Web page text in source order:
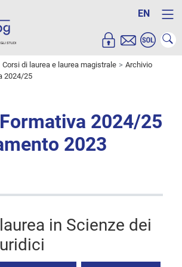
EN
Corsi di laurea e laurea magistrale
Archivio
2024/25
2024/25
2023
in Scienze dei